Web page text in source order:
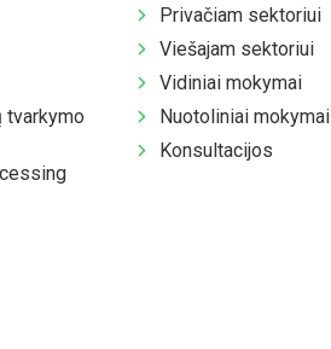
tvarkymo
Privačiam sektoriui
Viešajam sektoriui
Vidiniai mokymai
Nuotoliniai mokymai
Konsultacijos